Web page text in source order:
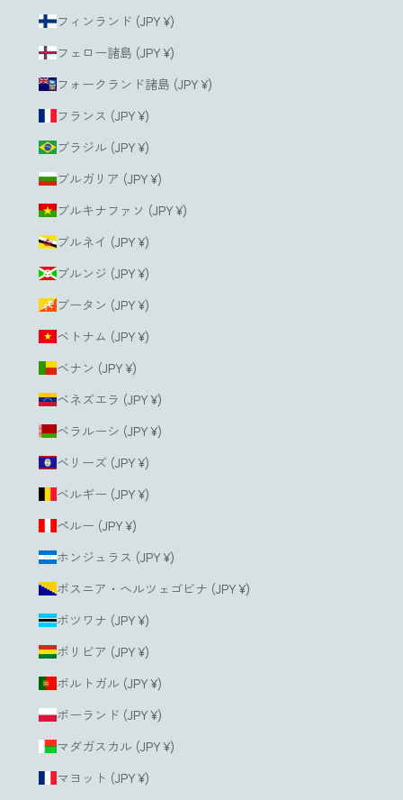
フィンランド (JPY ¥)
フェロー諸島 (JPY ¥)
フォークランド諸島 (JPY ¥)
フランス (JPY ¥)
ブラジル (JPY ¥)
ブルガリア (JPY ¥)
ブルキナファソ (JPY ¥)
ブルネイ (JPY ¥)
ブルンジ (JPY ¥)
ブータン (JPY ¥)
ベトナム (JPY ¥)
ベナン (JPY ¥)
ベネズエラ (JPY ¥)
ベラルーシ (JPY ¥)
ベリーズ (JPY ¥)
ベルギー (JPY ¥)
ペルー (JPY ¥)
ホンジュラス (JPY ¥)
ボスニア・ヘルツェゴビナ (JPY ¥)
ボツワナ (JPY ¥)
ボリビア (JPY ¥)
ポルトガル (JPY ¥)
ポーランド (JPY ¥)
マダガスカル (JPY ¥)
マヨット (JPY ¥)